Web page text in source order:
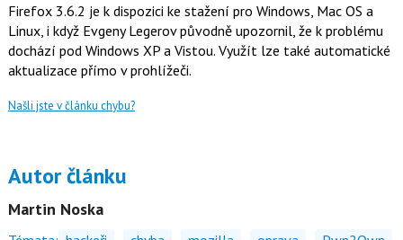
Firefox 3.6.2 je k dispozici ke stažení pro Windows, Mac OS a
Linux, i když Evgeny Legerov původně upozornil, že k problému
dochází pod Windows XP a Vistou. Využít lze také automatické
aktualizace přímo v prohlížeči.
Našli jste v článku chybu?
Autor článku
Martin Noska